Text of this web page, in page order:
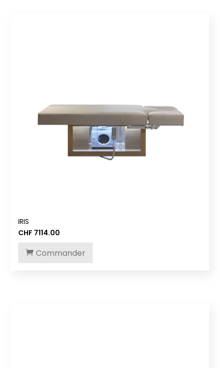
IRIS
CHF 7114.00
Commander